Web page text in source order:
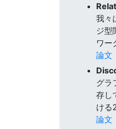
我々
ジ型
ワー
論文
グラ
存し
ける
論文